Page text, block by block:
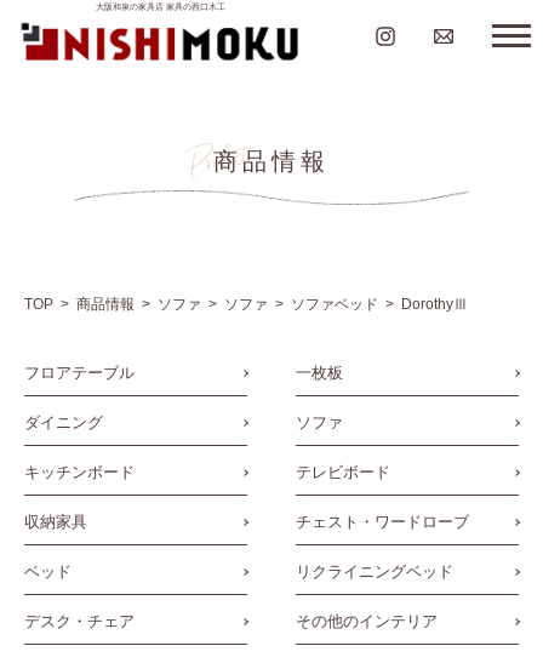
大阪和泉の家具店 家具の西口木工
商品情報
TOP 商品情報 ソファ ソファ ソファベッド DorothyⅢ
フロアテーブル 一枚板
ダイニング ソファ
キッチンボード テレビボード
収納家具 チェスト・ワードローブ
ベッド リクライニングベッド
デスク・チェア その他のインテリア